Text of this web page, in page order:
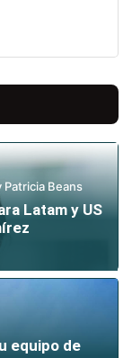
Patricia Beans
Latam y US
equipo de